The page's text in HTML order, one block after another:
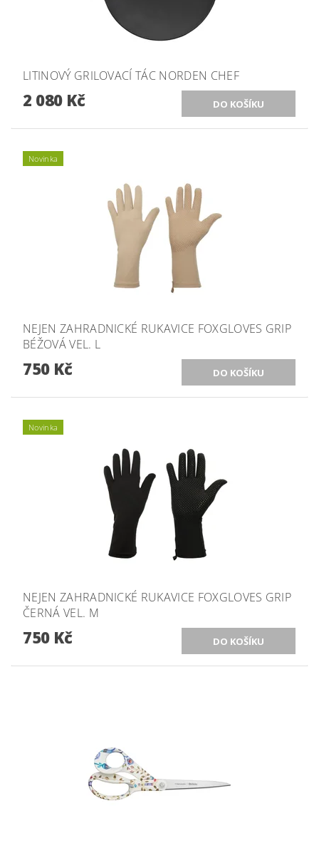
LITINOVÝ GRILOVACÍ TÁC NORDEN CHEF
2 080 Kč
Novinka
NEJEN ZAHRADNICKÉ RUKAVICE FOXGLOVES GRIP
BÉŽOVÁ VEL. L
750 Kč
Novinka
NEJEN ZAHRADNICKÉ RUKAVICE FOXGLOVES GRIP
ČERNÁ VEL. M
750 Kč